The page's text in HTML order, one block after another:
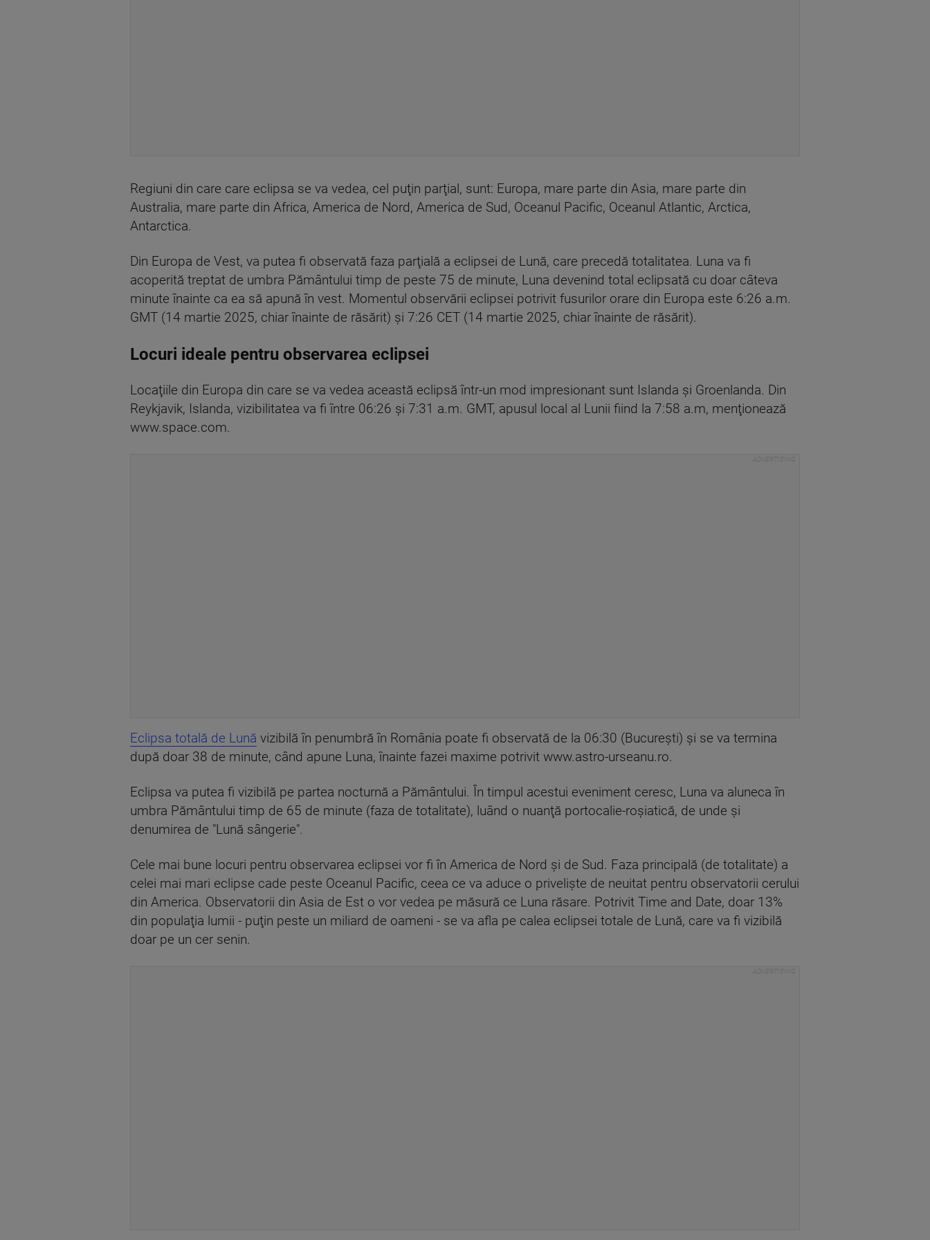
Regiuni din care care eclipsa se va vedea, cel puţin parţial, sunt: Europa, mare parte din Asia, mare parte din
Australia, mare parte din Africa, America de Nord, America de Sud, Oceanul Pacific, Oceanul Atlantic, Arctica,
Antarctica.
Din Europa de Vest, va putea fi observată faza parţială a eclipsei de Lună, care precedă totalitatea. Luna va fi
acoperită treptat de umbra Pământului timp de peste 75 de minute, Luna devenind total eclipsată cu doar câteva
minute înainte ca ea să apună în vest. Momentul observării eclipsei potrivit fusurilor orare din Europa este 6:26 a.m.
GMT (14 martie 2025, chiar înainte de răsărit) şi 7:26 CET (14 martie 2025, chiar înainte de răsărit).
Locuri ideale pentru observarea eclipsei
Locaţiile din Europa din care se va vedea această eclipsă într-un mod impresionant sunt Islanda şi Groenlanda. Din
Reykjavik, Islanda, vizibilitatea va fi între 06:26 şi 7:31 a.m. GMT, apusul local al Lunii fiind la 7:58 a.m, menţionează
www.space.com.
Eclipsa totală de Lună vizibilă în penumbră în România poate fi observată de la 06:30 (Bucureşti) şi se va termina
după doar 38 de minute, când apune Luna, înainte fazei maxime potrivit www.astro-urseanu.ro.
Eclipsa va putea fi vizibilă pe partea nocturnă a Pământului. În timpul acestui eveniment ceresc, Luna va aluneca în
umbra Pământului timp de 65 de minute (faza de totalitate), luând o nuanţă portocalie-roşiatică, de unde şi
denumirea de "Lună sângerie".
Cele mai bune locuri pentru observarea eclipsei vor fi în America de Nord şi de Sud. Faza principală (de totalitate) a
celei mai mari eclipse cade peste Oceanul Pacific, ceea ce va aduce o privelişte de neuitat pentru observatorii cerului
din America. Observatorii din Asia de Est o vor vedea pe măsură ce Luna răsare. Potrivit Time and Date, doar 13%
din populaţia lumii - puţin peste un miliard de oameni - se va afla pe calea eclipsei totale de Lună, care va fi vizibilă
doar pe un cer senin.